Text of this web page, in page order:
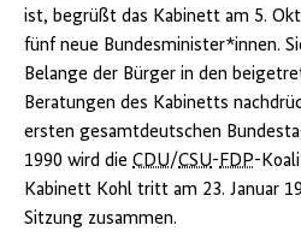
ist, begrüßt das Kabinett am 5.
fünf neue Bundesminister*innen.
Belange der Bürger in den
Beratungen des Kabinetts
ersten gesamtdeutschen
1990 wird die CDU/CSU-FDP-
Kabinett Kohl tritt am 23. Januar
Sitzung zusammen.